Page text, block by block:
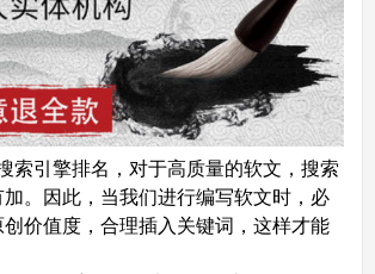
引擎排名，对于高质量的软文，搜索
。因此，当我们进行编写软文时，必
价值度，合理插入关键词，这样才能